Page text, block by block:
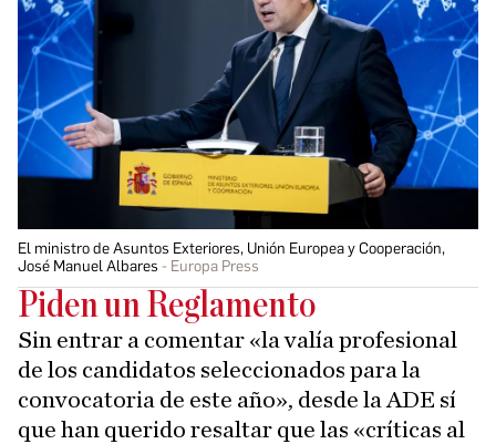
El ministro de Asuntos Exteriores, Unión Europea y Cooperación,
José Manuel Albares
Europa Press
Piden un Reglamento
Sin entrar a comentar «la valía profesional
de los candidatos seleccionados para la
convocatoria de este año», desde la ADE sí
que han querido resaltar que las «críticas al